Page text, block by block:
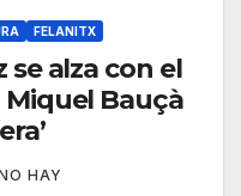
FELANITX
se alza con el
Miquel Bauçà
HAY